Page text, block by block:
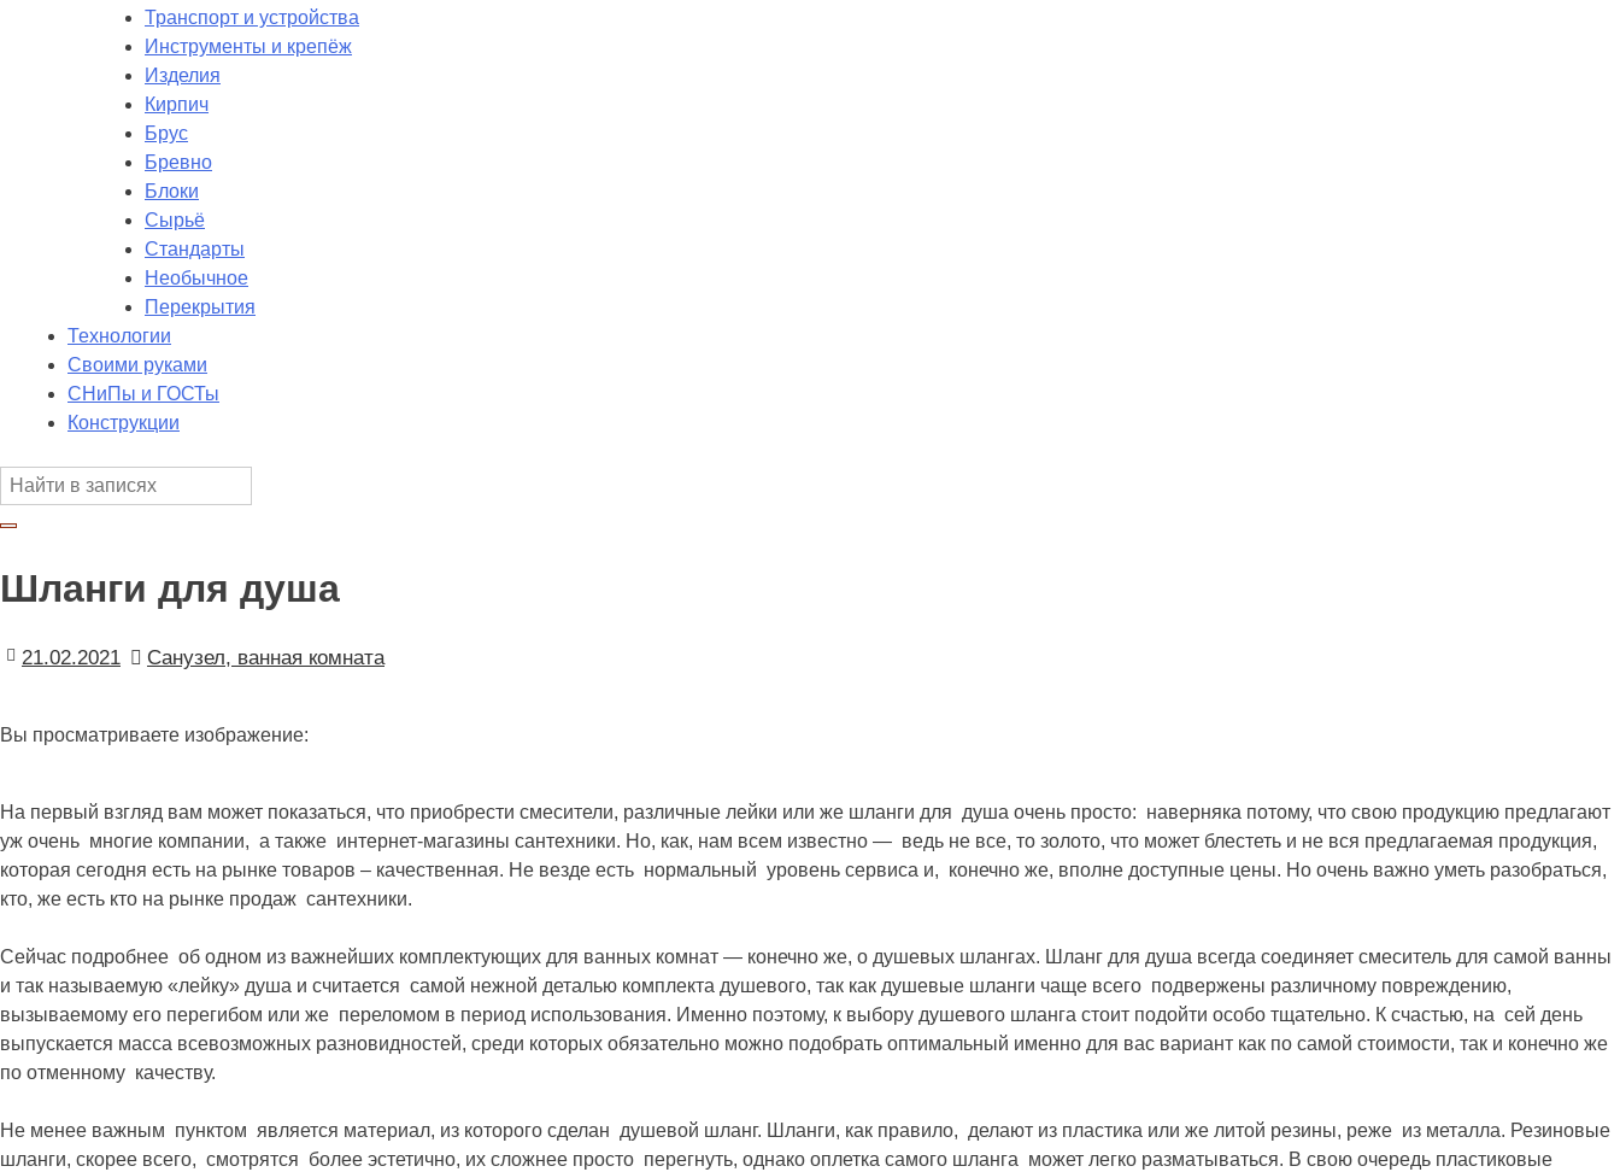
Транспорт и устройства
Инструменты и крепёж
Изделия
Кирпич
Брус
Бревно
Блоки
Сырьё
Стандарты
Необычное
Перекрытия
Технологии
Своими руками
СНиПы и ГОСТы
Конструкции
Шланги для душа
21.02.2021 Санузел, ванная комната
Вы просматриваете изображение:
На первый взгляд вам может показаться, что приобрести смесители, различные лейки или же шланги для душа очень просто: наверняка потому, что свою продукцию предлагают
уж очень многие компании, а также интернет-магазины сантехники. Но, как, нам всем известно — ведь не все, то золото, что может блестеть и не вся предлагаемая продукция,
которая сегодня есть на рынке товаров – качественная. Не везде есть нормальный уровень сервиса и, конечно же, вполне доступные цены. Но очень важно уметь разобраться,
кто, же есть кто на рынке продаж сантехники.
Сейчас подробнее об одном из важнейших комплектующих для ванных комнат — конечно же, о душевых шлангах. Шланг для душа всегда соединяет смеситель для самой ванны
и так называемую «лейку» душа и считается самой нежной деталью комплекта душевого, так как душевые шланги чаще всего подвержены различному повреждению,
вызываемому его перегибом или же переломом в период использования. Именно поэтому, к выбору душевого шланга стоит подойти особо тщательно. К счастью, на сей день
выпускается масса всевозможных разновидностей, среди которых обязательно можно подобрать оптимальный именно для вас вариант как по самой стоимости, так и конечно же
по отменному качеству.
Не менее важным пунктом является материал, из которого сделан душевой шланг. Шланги, как правило, делают из пластика или же литой резины, реже из металла. Резиновые
шланги, скорее всего, смотрятся более эстетично, их сложнее просто перегнуть, однако оплетка самого шланга может легко разматываться. В свою очередь пластиковые